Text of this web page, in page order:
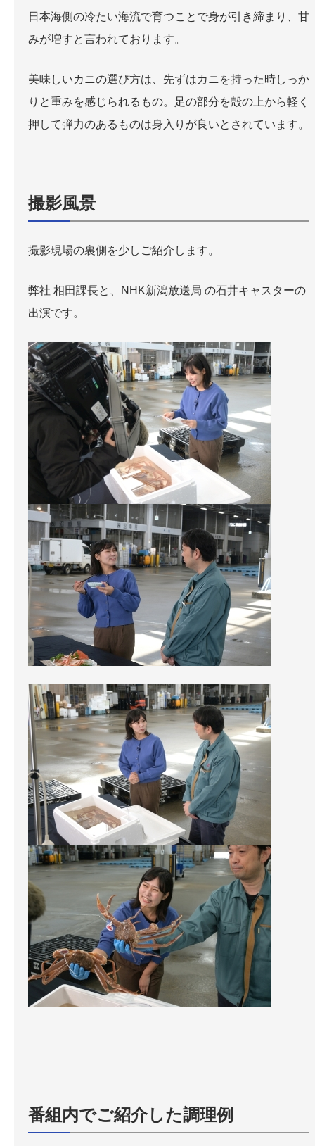
日本海側の冷たい海流で育つことで身が引き締まり、甘
みが増すと言われております。
美味しいカニの選び方は、先ずはカニを持った時しっか
りと重みを感じられるもの。足の部分を殻の上から軽く
押して弾力のあるものは身入りが良いとされています。
撮影風景
撮影現場の裏側を少しご紹介します。
弊社 相田課長と、NHK新潟放送局 の石井キャスターの
出演です。
番組内でご紹介した調理例